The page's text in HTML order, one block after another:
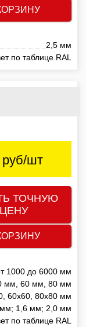
2,5 мм
по таблице RAL
руб/шт
ТОЧНУЮ
ЦЕНУ
1000 до 6000 мм
мм, 60 мм, 80 мм
60х60, 80х80 мм
1,6 мм; 2,0 мм
по таблице RAL